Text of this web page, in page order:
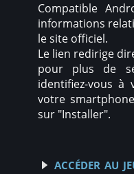
Compatible
informations
le site officiel.
Le lien redirige
pour plus de
identifiez-vous à
votre
sur "Installer".
accéder au